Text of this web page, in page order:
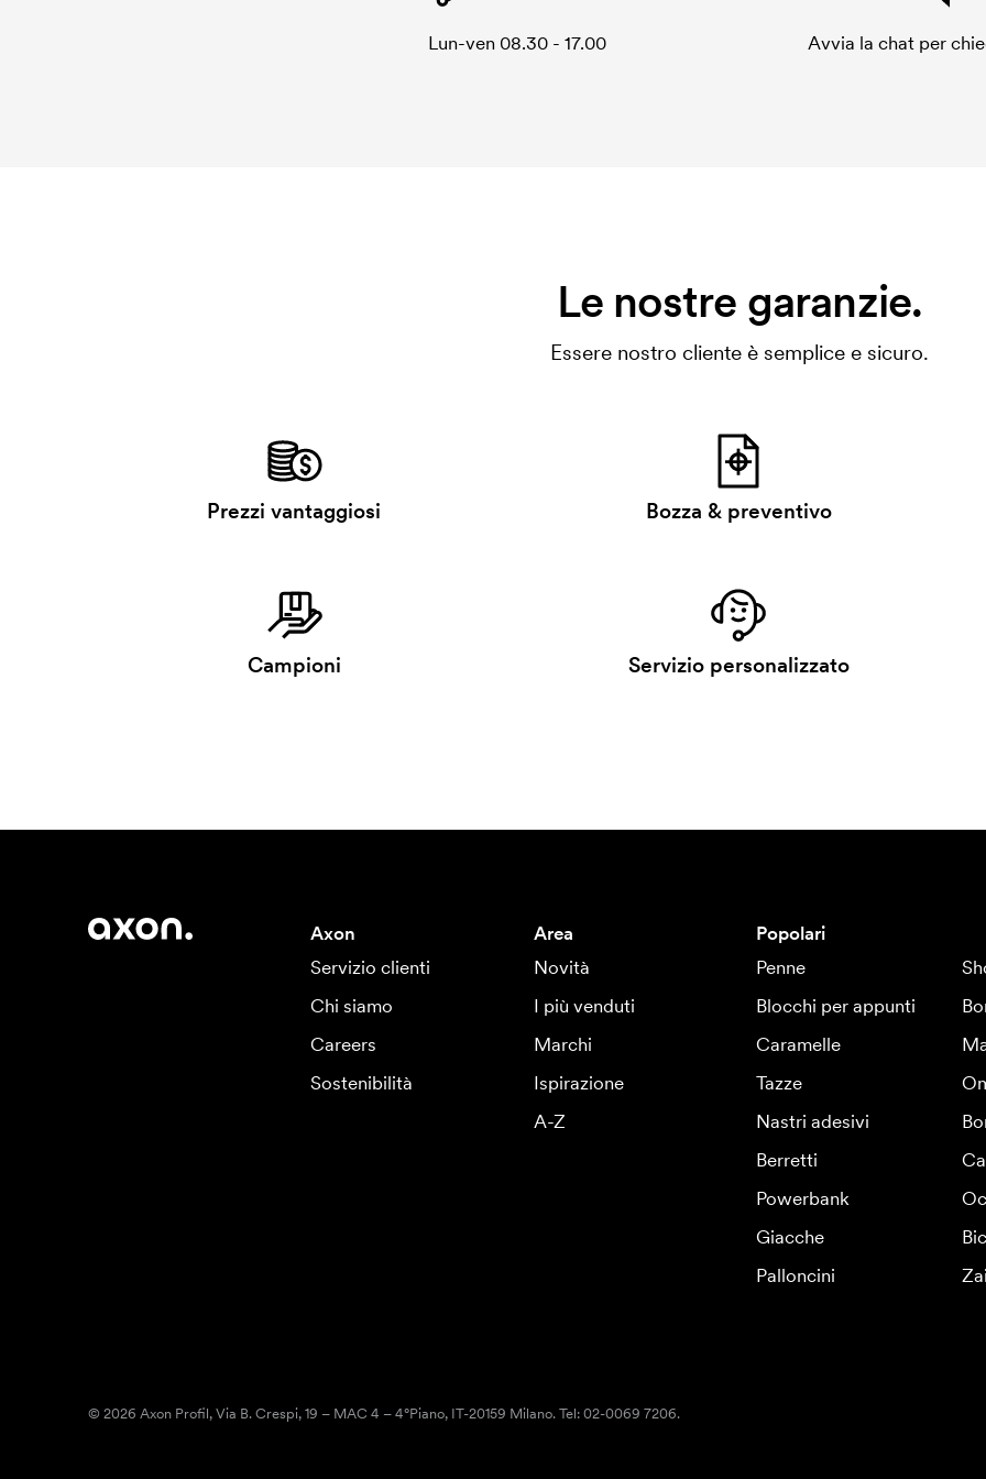
Lun-ven 08.30 - 17.00 Avvia la chat per
Le nostre garanzie.
Essere nostro cliente è semplice e sicuro.
Prezzi vantaggiosi Bozza & preventivo
Campioni Servizio personalizzato
Axon
Servizio clienti
Chi siamo
Careers
Sostenibilità
Area
Novità
I più venduti
Marchi
Ispirazione
A-Z
Popolari
Penne
Blocchi per appunti
Caramelle
Tazze
Nastri adesivi
Berretti
Powerbank
Giacche
Palloncini
© 2026 Axon Profil, Via B. Crespi, 19 – MAC 4 – 4°Piano, IT-20159 Milano. Tel: 02-0069 7206.